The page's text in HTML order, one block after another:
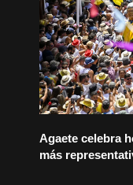
Agaete celebra
más